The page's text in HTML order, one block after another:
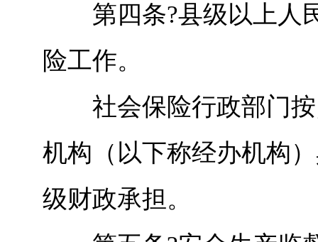
第四条?县级以上人民
险工作。
社会保险行政部门按
机构（以下称经办机构
级财政承担。